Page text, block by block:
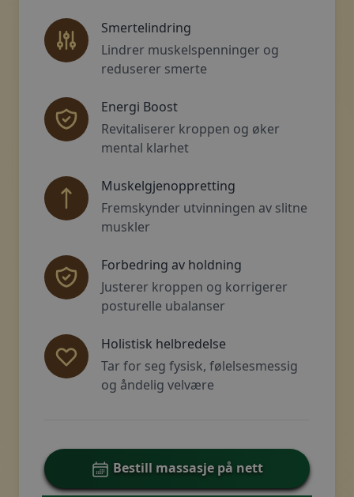
Smertelindring
Lindrer muskelspenninger og
reduserer smerte
Energi Boost
Revitaliserer kroppen og øker
mental klarhet
Muskelgjenoppretting
Fremskynder utvinningen av slitne
muskler
Forbedring av holdning
Justerer kroppen og korrigerer
posturelle ubalanser
Holistisk helbredelse
Tar for seg fysisk, følelsesmessig
og åndelig velvære
Bestill massasje på nett